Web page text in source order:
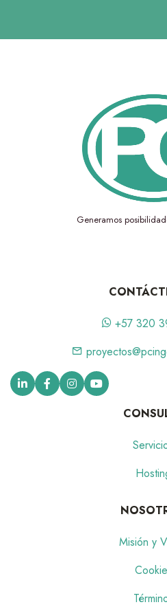
Generamos
+57 320
Misión y